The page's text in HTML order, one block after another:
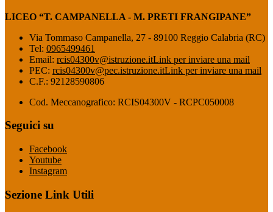
LICEO “T. CAMPANELLA - M. PRETI FRANGIPANE”
Via Tommaso Campanella, 27 - 89100 Reggio Calabria (RC)
Tel: 0965499461
Email: rcis04300v@istruzione.itLink per inviare una mail
PEC: rcis04300v@pec.istruzione.itLink per inviare una mail
C.F.: 92128590806
Cod. Meccanografico: RCIS04300V - RCPC050008
Seguici su
Facebook
Youtube
Instagram
Sezione Link Utili